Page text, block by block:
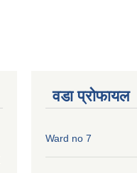
वडा प्रोफायल
Ward no 7